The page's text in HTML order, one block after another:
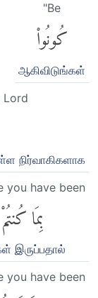
"Be
كُونُوا۟
ஆகிவிடுங்கள்
Lord
நிர்வாகிகளாக
you have been
بِمَا كُنتُمْ
இருப்பதால்
you have been